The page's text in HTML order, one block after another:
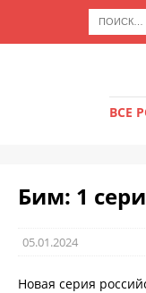
ВСЕ
Бим: 1
05.01.2024
Новая серия